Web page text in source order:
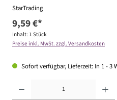
StarTrading
9,59 €*
Inhalt: 1 Stück
Preise inkl. MwSt. zzgl. Versandkosten
Sofort verfügbar, Lieferzeit: In 1 - 3